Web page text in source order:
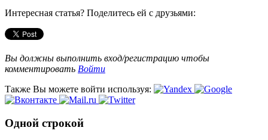
Интересная статья? Поделитесь ей с друзьями:
Вы должны выполнить вход/регистрацию чтобы
комментировать Войти
Также Вы можете войти используя:
Одной строкой